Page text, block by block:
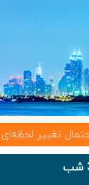
لحظه‌ای نرخ